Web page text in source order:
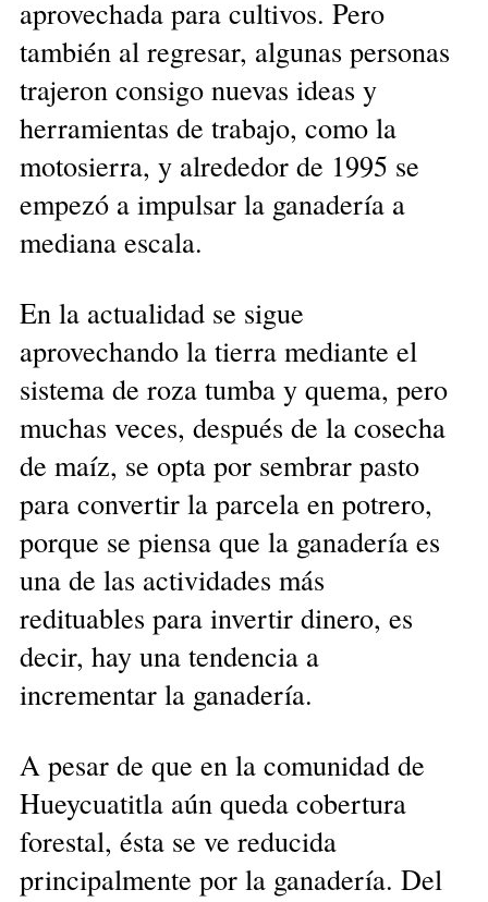
aprovechada para cultivos. Pero
también al regresar, algunas personas
trajeron consigo nuevas ideas y
herramientas de trabajo, como la
motosierra, y alrededor de 1995 se
empezó a impulsar la ganadería a
mediana escala.
En la actualidad se sigue
aprovechando la tierra mediante el
sistema de roza tumba y quema, pero
muchas veces, después de la cosecha
de maíz, se opta por sembrar pasto
para convertir la parcela en potrero,
porque se piensa que la ganadería es
una de las actividades más
redituables para invertir dinero, es
decir, hay una tendencia a
incrementar la ganadería.
A pesar de que en la comunidad de
Hueycuatitla aún queda cobertura
forestal, ésta se ve reducida
principalmente por la ganadería. Del